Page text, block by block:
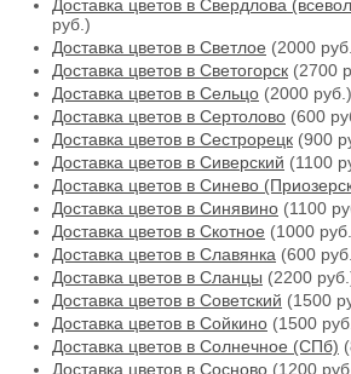
Доставка цветов в Свердлова
руб.)
Доставка цветов в Светлое (2000
Доставка цветов в Светогорск (2700
Доставка цветов в Сельцо (2000 руб.)
Доставка цветов в Сертолово (600
Доставка цветов в Сестрорецк (900
Доставка цветов в Сиверский (1100
Доставка цветов в Синево
Доставка цветов в Синявино (1100
Доставка цветов в Скотное (1000
Доставка цветов в Славянка (600
Доставка цветов в Сланцы (2200
Доставка цветов в Советский (1500
Доставка цветов в Сойкино (1500
Доставка цветов в Солнечное (СПб)
Доставка цветов в Сосново (1200